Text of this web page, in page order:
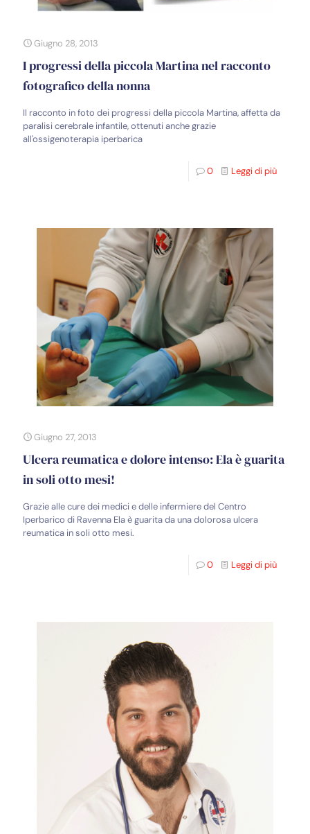
Giugno 28, 2013
I progressi della piccola Martina nel racconto
fotografico della nonna
Il racconto in foto dei progressi della piccola Martina, affetta da
paralisi cerebrale infantile, ottenuti anche grazie
all'ossigenoterapia iperbarica
0 Leggi di più
Giugno 27, 2013
Ulcera reumatica e dolore intenso: Ela è guarita
in soli otto mesi!
Grazie alle cure dei medici e delle infermiere del Centro
Iperbarico di Ravenna Ela è guarita da una dolorosa ulcera
reumatica in soli otto mesi.
0 Leggi di più